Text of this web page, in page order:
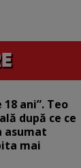
ani”. Teo
după ce ce
asumat
mai